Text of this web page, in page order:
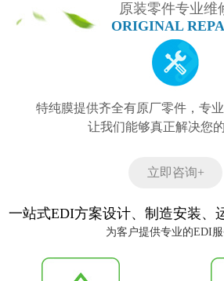
原装零件专业维
ORIGINAL
特纯膜提供齐全有原厂零件，专业
让我们能够真正解决您的
立即咨询+
一站式EDI方案设计、制造安装、
为客户提供专业的EDI服